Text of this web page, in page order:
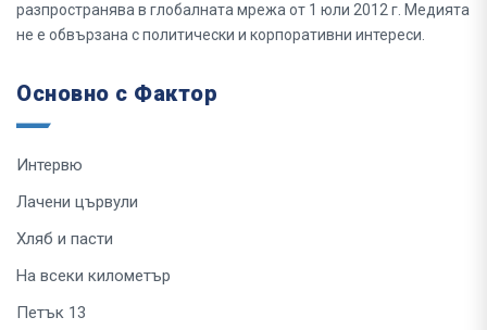
разпространява в глобалната мрежа от 1 юли 2012 г. Медията
не е обвързана с политически и корпоративни интереси.
Основно с Фактор
Интервю
Лачени цървули
Хляб и пасти
На всеки километър
Петък 13